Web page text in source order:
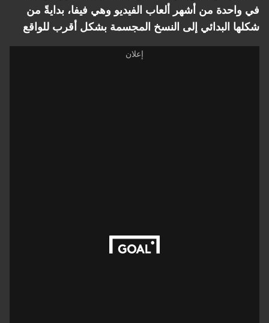
في واحدة من أشهر ألعاب الفيديو وهي فيفا، بدايةً من
شكلها البدائي إلى النسخ المجسمة بشكل أقرب للواقع